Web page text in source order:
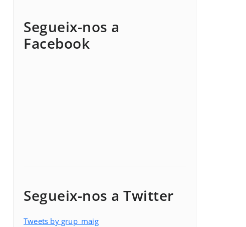
Segueix-nos a
Facebook
Segueix-nos a Twitter
Tweets by grup_maig